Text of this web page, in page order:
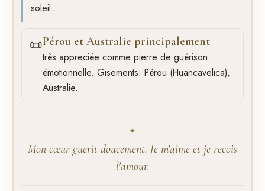
soleil.
📜Pérou et Australie principalement
très appreciée comme pierre de guérison
émotionnelle. Gisements: Pérou (Huancavelica),
Australie.
✦
Mon cœur guerit doucement. Je m'aime et je recois
l'amour.